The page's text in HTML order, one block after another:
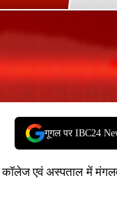
गूगल पर IBC24
एवं अस्पताल में